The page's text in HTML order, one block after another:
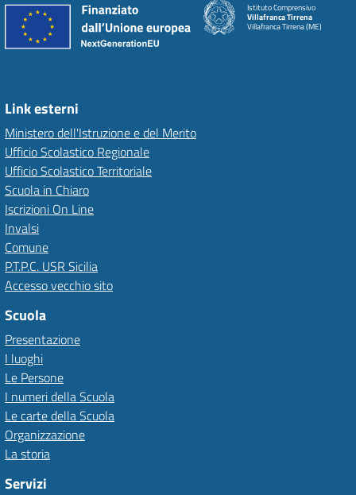
Istituto Comprensivo
Villafranca Tirrena
Villafranca Tirrena (ME)
Link esterni
Ministero dell'Istruzione e del Merito
Ufficio Scolastico Regionale
Ufficio Scolastico Territoriale
Scuola in Chiaro
Iscrizioni On Line
Invalsi
Comune
P.T.P.C. USR Sicilia
Accesso vecchio sito
Scuola
Presentazione
I luoghi
Le Persone
I numeri della Scuola
Le carte della Scuola
Organizzazione
La storia
Servizi